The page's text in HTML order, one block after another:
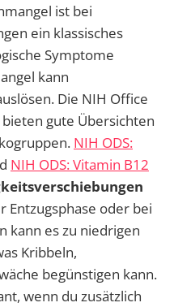
ist bei
ein klassisches
Symptome
kann
Die NIH Office
gute Übersichten
NIH ODS:
NIH ODS: Vitamin B12
Entzugsphase oder bei
kann es zu niedrigen
Kribbeln,
begünstigen kann.
wenn du zusätzlich